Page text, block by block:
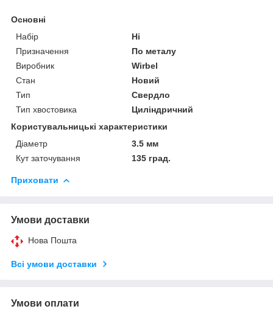
Основні
Набір
Ні
Призначення
По металу
Виробник
Wirbel
Стан
Новий
Тип
Свердло
Тип хвостовика
Циліндричний
Користувальницькі характеристики
Діаметр
3.5 мм
Кут заточування
135 град.
Приховати
Умови доставки
Нова Пошта
Всі умови доставки
Умови оплати